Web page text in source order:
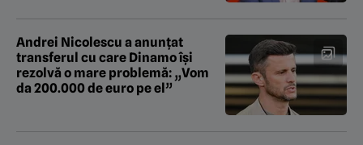
Andrei Nicolescu a anunțat
transferul cu care Dinamo își
rezolvă o mare problemă: „Vom
da 200.000 de euro pe el”